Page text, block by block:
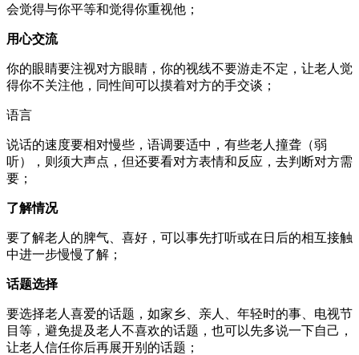
会觉得与你平等和觉得你重视他；
用心交流
你的眼睛要注视对方眼睛，你的视线不要游走不定，让老人觉
得你不关注他，同性间可以摸着对方的手交谈；
语言
说话的速度要相对慢些，语调要适中，有些老人撞聋（弱
听），则须大声点，但还要看对方表情和反应，去判断对方需
要；
了解情况
要了解老人的脾气、喜好，可以事先打听或在日后的相互接触
中进一步慢慢了解；
话题选择
要选择老人喜爱的话题，如家乡、亲人、年轻时的事、电视节
目等，避免提及老人不喜欢的话题，也可以先多说一下自己，
让老人信任你后再展开别的话题；